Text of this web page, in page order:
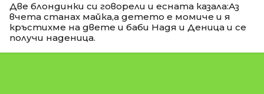
Две блондинки си говорели и есната казала:Аз
вчета станах майка,а детето е момиче и я
кръстихме на двете и баби Надя и Деница и се
получи наденица.